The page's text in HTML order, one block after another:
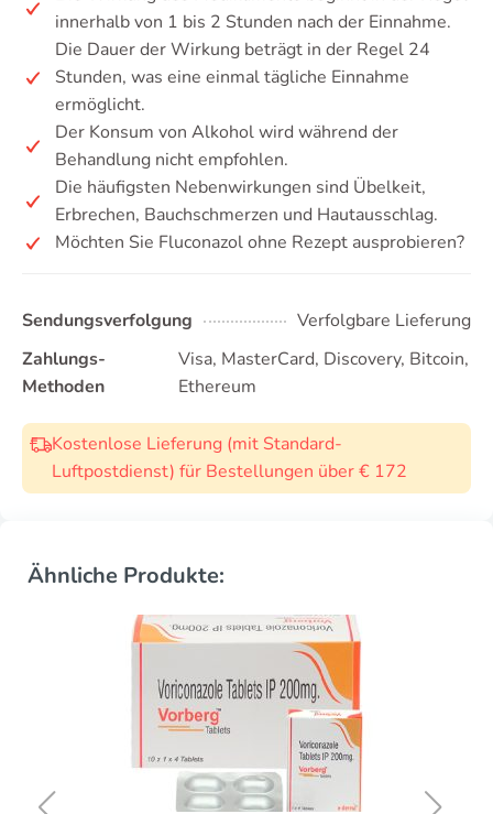
innerhalb von 1 bis 2 Stunden nach der Einnahme.
Die Dauer der Wirkung beträgt in der Regel 24
Stunden, was eine einmal tägliche Einnahme
ermöglicht.
Der Konsum von Alkohol wird während der
Behandlung nicht empfohlen.
Die häufigsten Nebenwirkungen sind Übelkeit,
Erbrechen, Bauchschmerzen und Hautausschlag.
Möchten Sie Fluconazol ohne Rezept ausprobieren?
Sendungsverfolgung
Verfolgbare Lieferung
Zahlungs-
Methoden
Visa, MasterCard, Discovery, Bitcoin,
Ethereum
Kostenlose Lieferung (mit Standard-
Luftpostdienst) für Bestellungen über € 172
Ähnliche Produkte: